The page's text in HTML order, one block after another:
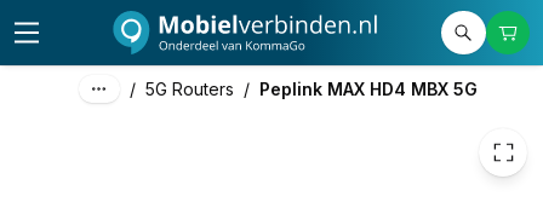
/ 5G Routers / Peplink MAX HD4 MBX 5G